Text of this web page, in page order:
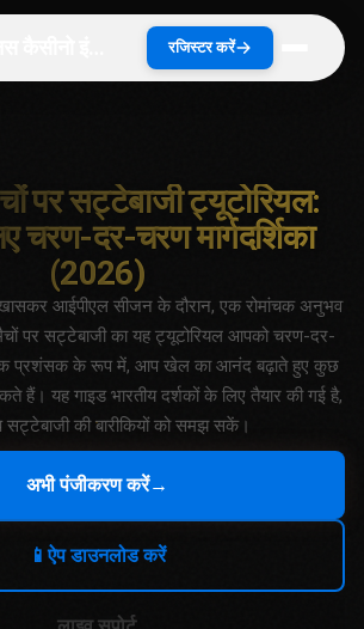
रजिस्टर करें
पर सट्टेबाजी ट्यूटोरियल:
चरण-दर-चरण मार्गदर्शिका
(2026)
आईपीएल सीजन के दौरान, एक रोमांचक अनुभव
पर सट्टेबाजी का यह ट्यूटोरियल आपको चरण-दर-
एक प्रशंसक के रूप में, आप खेल का आनंद बढ़ाते हुए कुछ
हैं। यह गाइड भारतीय दर्शकों के लिए तैयार की गई है,
सट्टेबाजी की बारीकियों को समझ सकें।
अभी पंजीकरण करें→
📱ऐप डाउनलोड करें